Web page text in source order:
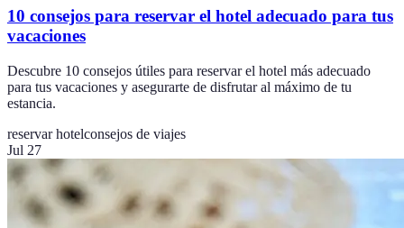
10 consejos para reservar el hotel adecuado para tus
vacaciones
Descubre 10 consejos útiles para reservar el hotel más adecuado
para tus vacaciones y asegurarte de disfrutar al máximo de tu
estancia.
reservar hotelconsejos de viajes
Jul 27